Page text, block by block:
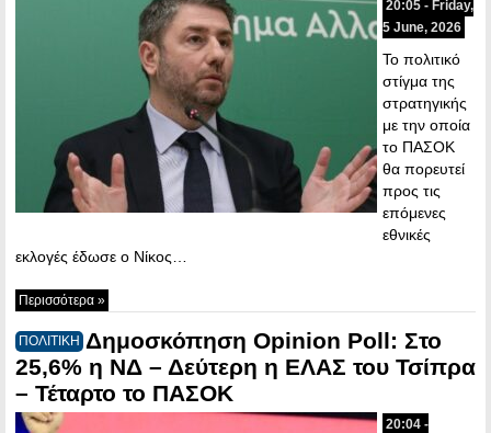
20:05 - Friday,
5 June, 2026
Το πολιτικό
στίγμα της
στρατηγικής
με την οποία
το ΠΑΣΟΚ
θα πορευτεί
προς τις
επόμενες
εθνικές
εκλογές έδωσε ο Νίκος…
Περισσότερα »
ΠΟΛΙΤΙΚΗ Δημοσκόπηση Opinion Poll: Στο
25,6% η ΝΔ – Δεύτερη η ΕΛΑΣ του Τσίπρα
– Τέταρτο το ΠΑΣΟΚ
20:04 -